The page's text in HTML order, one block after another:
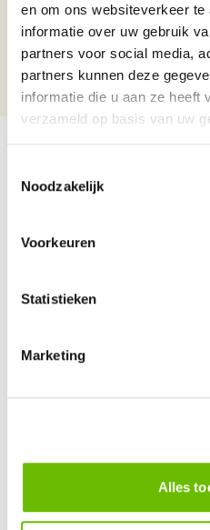
en om ons websiteverkeer
informatie over uw gebruik
partners voor social media,
partners kunnen deze
informatie die u aan ze heeft
verzameld op basis van uw
Noodzakelijk
Voorkeuren
Statistieken
Marketing
Alles
Jubileum cadeau
Bronzen beelden cadeau